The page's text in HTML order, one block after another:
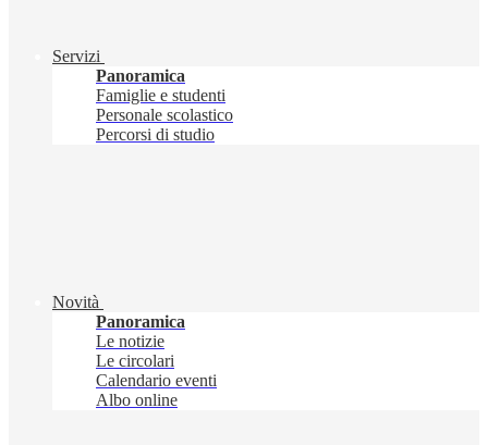
Servizi
Panoramica
Famiglie e studenti
Personale scolastico
Percorsi di studio
Novità
Panoramica
Le notizie
Le circolari
Calendario eventi
Albo online